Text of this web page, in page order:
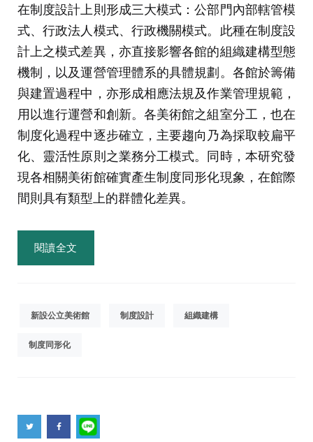
在制度設計上則形成三大模式：公部門內部轄管模
式、行政法人模式、行政機關模式。此種在制度設
計上之模式差異，亦直接影響各館的組織建構型態
機制，以及運營管理體系的具體規劃。各館於籌備
與建置過程中，亦形成相應法規及作業管理規範，
用以進行運營和創新。各美術館之組室分工，也在
制度化過程中逐步確立，主要趨向乃為採取較扁平
化、靈活性原則之業務分工模式。同時，本研究發
現各相關美術館確實產生制度同形化現象，在館際
間則具有類型上的群體化差異。
閱讀全文
新設公立美術館 制度設計 組織建構
制度同形化